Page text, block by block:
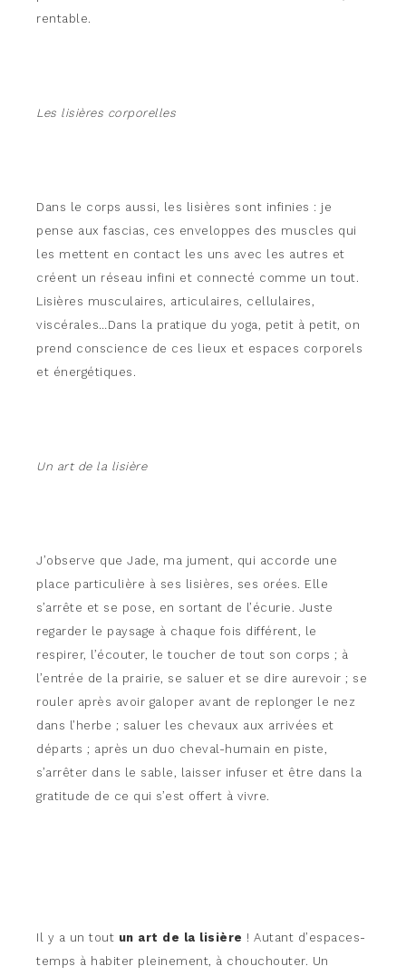
rentable.
Les lisières corporelles
Dans le corps aussi, les lisières sont infinies : je
pense aux fascias, ces enveloppes des muscles qui
les mettent en contact les uns avec les autres et
créent un réseau infini et connecté comme un tout.
Lisières musculaires, articulaires, cellulaires,
viscérales…Dans la pratique du yoga, petit à petit, on
prend conscience de ces lieux et espaces corporels
et énergétiques.
Un art de la lisière
J’observe que Jade, ma jument, qui accorde une
place particulière à ses lisières, ses orées. Elle
s’arrête et se pose, en sortant de l’écurie. Juste
regarder le paysage à chaque fois différent, le
respirer, l’écouter, le toucher de tout son corps ; à
l’entrée de la prairie, se saluer et se dire aurevoir ; se
rouler après avoir galoper avant de replonger le nez
dans l’herbe ; saluer les chevaux aux arrivées et
départs ; après un duo cheval-humain en piste,
s’arrêter dans le sable, laisser infuser et être dans la
gratitude de ce qui s’est offert à vivre.
Il y a un tout un art de la lisière ! Autant d’espaces-
temps à habiter pleinement, à chouchouter. Un